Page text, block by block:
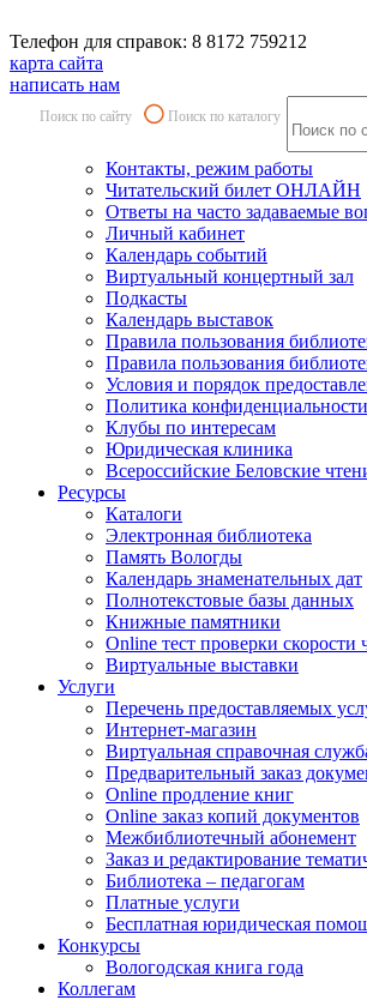
Телефон для справок: 8 8172 759212
карта сайта
написать нам
Поиск по сайту Поиск по каталогу
Контакты, режим работы
Читательский билет ОНЛАЙН
Ответы на часто задаваемые
Личный кабинет
Календарь событий
Виртуальный концертный зал
Подкасты
Календарь выставок
Правила пользования
Правила пользования
Условия и порядок
Политика конфиденциальности
Клубы по интересам
Юридическая клиника
Всероссийские Беловские
Ресурсы
Каталоги
Электронная библиотека
Память Вологды
Календарь знаменательных дат
Полнотекстовые базы данных
Книжные памятники
Online тест проверки скорости
Виртуальные выставки
Услуги
Перечень предоставляемых
Интернет-магазин
Виртуальная справочная
Предварительный заказ
Online продление книг
Online заказ копий документов
Межбиблиотечный абонемент
Заказ и редактирование
Библиотека – педагогам
Платные услуги
Бесплатная юридическая
Конкурсы
Вологодская книга года
Коллегам